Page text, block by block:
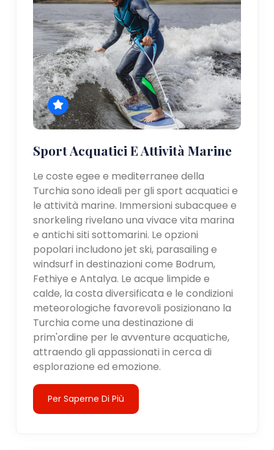
Sport Acquatici E Attività Marine
Le coste egee e mediterranee della
Turchia sono ideali per gli sport acquatici e
le attività marine. Immersioni subacquee e
snorkeling rivelano una vivace vita marina
e antichi siti sottomarini. Le opzioni
popolari includono jet ski, parasailing e
windsurf in destinazioni come Bodrum,
Fethiye e Antalya. Le acque limpide e
calde, la costa diversificata e le condizioni
meteorologiche favorevoli posizionano la
Turchia come una destinazione di
prim'ordine per le avventure acquatiche,
attraendo gli appassionati in cerca di
esplorazione ed emozione.
Per Saperne Di Più